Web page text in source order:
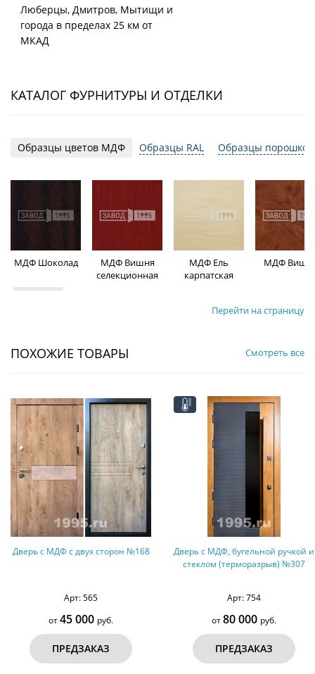
Люберцы, Дмитров, Мытищи и
города в пределах 25 км от
МКАД
КАТАЛОГ ФУРНИТУРЫ И ОТДЕЛКИ
Образцы цветов МДФ Образцы RAL Образцы
МДФ Шоколад
МДФ Вишня
селекционная
МДФ Ель
карпатская
МДФ
Перейти на страницу
ПОХОЖИЕ ТОВАРЫ Смотреть все
Дверь с МДФ, бугельной ручкой и
Арт: 754
от80 000 руб.
ПРЕДЗАКАЗ
Дверь МДФ шпон со стукалкой и
карнизом №66
Арт: 461
от55 000 руб.
ПРЕДЗАКАЗ